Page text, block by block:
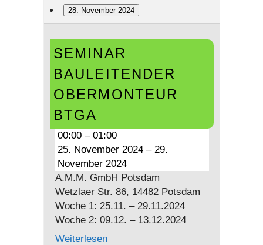
28. November 2024
Bauleitender
Obermonteur
BTGA
SEMINAR
BAULEITENDER
OBERMONTEUR
BTGA
00:00 – 01:00
25. November 2024 – 29.
November 2024
A.M.M. GmbH Potsdam
Wetzlaer Str. 86, 14482 Potsdam
Woche 1: 25.11. – 29.11.2024
Woche 2: 09.12. – 13.12.2024
Weiterlesen